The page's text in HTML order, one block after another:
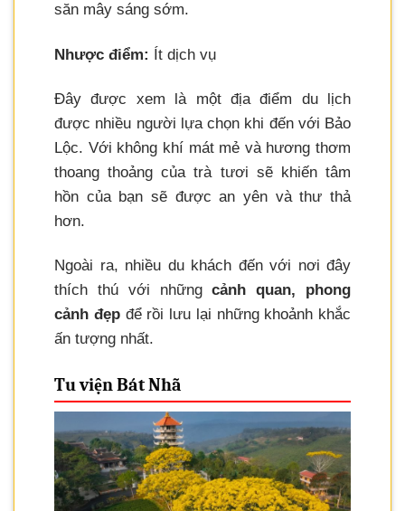
săn mây sáng sớm.
Nhược điểm: Ít dịch vụ
Đây được xem là một địa điểm du lịch
được nhiều người lựa chọn khi đến với Bảo
Lộc. Với không khí mát mẻ và hương thơm
thoang thoảng của trà tươi sẽ khiến tâm
hồn của bạn sẽ được an yên và thư thả
hơn.
Ngoài ra, nhiều du khách đến với nơi đây
thích thú với nhữngcảnh quan, phong
cảnh đẹpđể rồi lưu lại những khoảnh khắc
ấn tượng nhất.
Tu viện Bát Nhã